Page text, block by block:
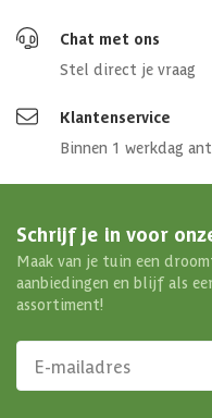
Chat met ons
Stel direct je vraag
Klantenservice
Binnen 1 werkdag
Schrijf je in voor
Maak van je tuin een
aanbiedingen en blijf als
assortiment!